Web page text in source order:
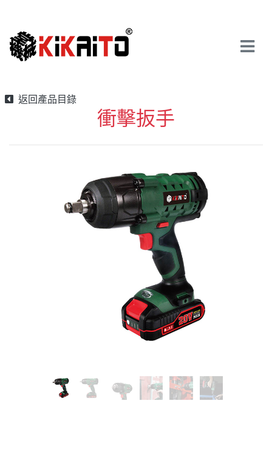
返回產品目錄
衝擊扳手